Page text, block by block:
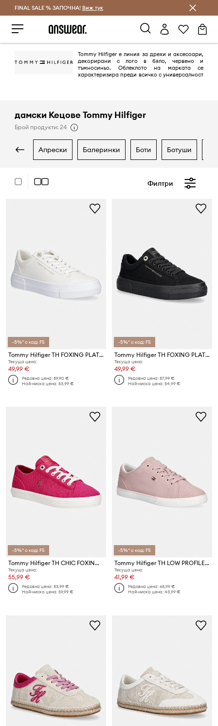
Спестявай с Answear Club
FINAL SALE % ЗАПОЧНА! Виж тук
Tommy Hilfiger е линия за дрехи и аксесоари,
декорирани с лого в бяло, червено и
тъмносиньо. Облеклото на марката се
характеризира преди всичко с универсалност
дамски Кецове Tommy Hilfiger
Брой продукти: 24
апрески балеринки боти ботуши
Филтри
-5%* с код: FS
Tommy Hilfiger TH FOXING PLATFORM CANVAS ниски кецове дамски
Текуща цена:
49,99 €
Редовна цена:89,90 €
Най-ниска цена:53,99 €
-5%* с код: FS
Tommy Hilfiger TH FOXING PLATFORM CANVAS ниски кецове дамски
Текуща цена:
49,99 €
Редовна цена:87,99 €
Най-ниска цена:54,99 €
-5%* с код: FS
Tommy Hilfiger TH CHIC FOXING SNEAKER ниски кецове дамски
Текуща цена:
55,99 €
Редовна цена:83,99 €
Най-ниска цена:59,99 €
-5%* с код: FS
Tommy Hilfiger TH LOW PROFILE VULC CANVAS ниски кецове дамски
Текуща цена:
41,99 €
Редовна цена:68,99 €
Най-ниска цена:43,99 €